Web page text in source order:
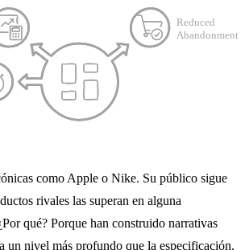
como Apple o Nike. Su público sigue
rivales las superan en alguna
qué? Porque han construido narrativas
un nivel más profundo que la especificación.